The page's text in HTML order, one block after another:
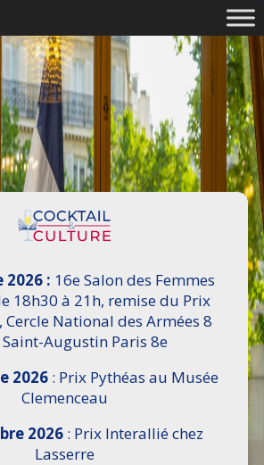
2026 : 16e Salon des Femmes
18h30 à 21h, remise du Prix
Cercle National des Armées 8
Augustin Paris 8e
2026: Prix Pythéas au Musée
Clemenceau
2026: Prix Interallié chez
Lasserre